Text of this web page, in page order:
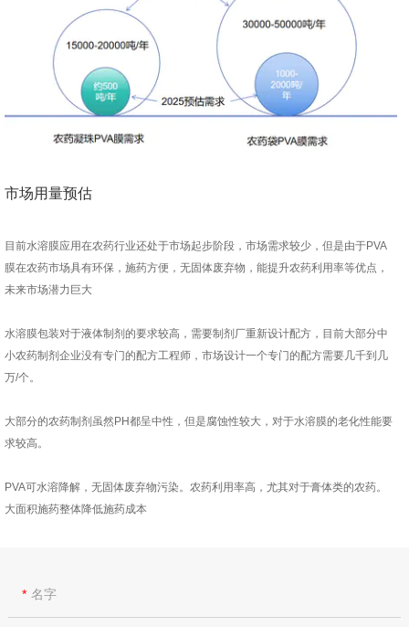
市场用量预估
目前水溶膜应用在农药行业还处于市场起步阶段，市场需求较少，但是由于PVA
膜在农药市场具有环保，施药方便，无固体废弃物，能提升农药利用率等优点，
未来市场潜力巨大
水溶膜包装对于液体制剂的要求较高，需要制剂厂重新设计配方，目前大部分中
小农药制剂企业没有专门的配方工程师，市场设计一个专门的配方需要几千到几
万/个。
大部分的农药制剂虽然PH都呈中性，但是腐蚀性较大，对于水溶膜的老化性能要
求较高。
PVA可水溶降解，无固体废弃物污染。农药利用率高，尤其对于膏体类的农药。
大面积施药整体降低施药成本
名字